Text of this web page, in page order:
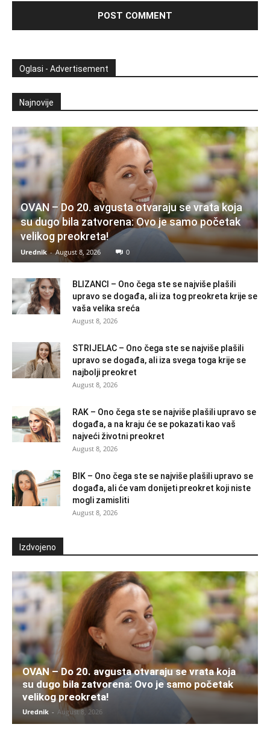
Oglasi - Advertisement
Najnovije
OVAN – Do 20. avgusta otvaraju se vrata koja
su dugo bila zatvorena: Ovo je samo početak
velikog preokreta!
Urednik - August 8, 2026 0
BLIZANCI – Ono čega ste se najviše plašili
upravo se događa, ali iza tog preokreta krije se
vaša velika sreća
August 8, 2026
STRIJELAC – Ono čega ste se najviše plašili
upravo se događa, ali iza svega toga krije se
najbolji preokret
August 8, 2026
RAK – Ono čega ste se najviše plašili upravo se
događa, a na kraju će se pokazati kao vaš
najveći životni preokret
August 8, 2026
BIK – Ono čega ste se najviše plašili upravo se
događa, ali će vam donijeti preokret koji niste
mogli zamisliti
August 8, 2026
Izdvojeno
OVAN – Do 20. avgusta otvaraju se vrata koja
su dugo bila zatvorena: Ovo je samo početak
velikog preokreta!
Urednik - August 8, 2026